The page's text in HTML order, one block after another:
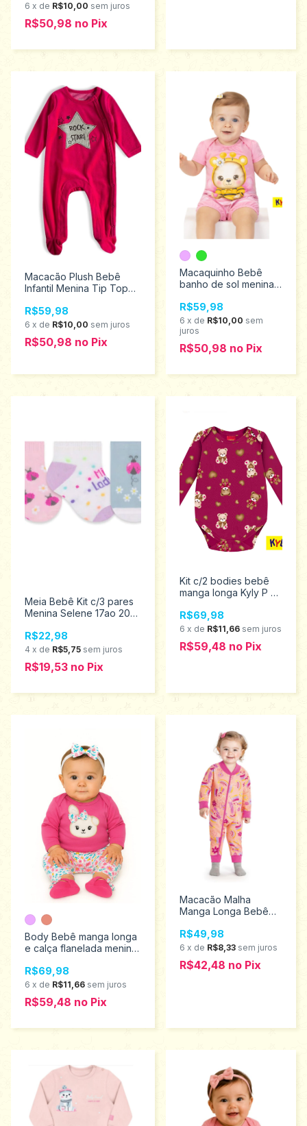
6 x de R$10,00 sem juros
R$50,98 no Pix
Macacão Plush Bebê
Infantil Menina Tip Top
aoa M 10180387
R$59,98
6 x de R$10,00 sem juros
R$50,98 no Pix
Macaquinho Bebê
banho de sol menina
1001211
R$59,98
6 x de R$10,00 sem
juros
R$50,98 no Pix
Meia Bebê Kit c/3 pares
Menina Selene 17ao 20
R$22,98
4 x de R$5,75 sem juros
R$19,53 no Pix
Kit c/2 bodies bebê
manga longa Kyly P ao
R$69,98
6 x de R$11,66 sem juros
R$59,48 no Pix
Body Bebê manga longa
e calça flanelada menina
R$69,98
6 x de R$11,66 sem juros
R$59,48 no Pix
Macacão Malha
Manga Longa Bebê
Tamanhos P ao g
13091
R$49,98
6 x de R$8,33 sem juros
R$42,48 no Pix